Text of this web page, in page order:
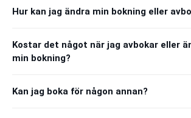
Hur kan jag ändra min bokning eller
Kostar det något när jag avbokar eller
min bokning?
Kan jag boka för någon annan?